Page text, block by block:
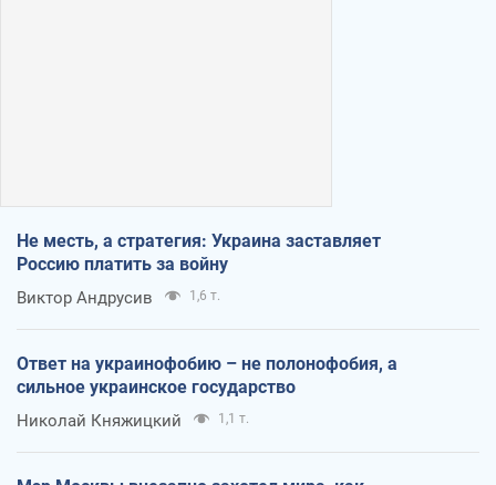
Не месть, а стратегия: Украина заставляет
Россию платить за войну
Виктор Андрусив 1,6 т.
Ответ на украинофобию – не полонофобия, а
сильное украинское государство
Николай Княжицкий 1,1 т.